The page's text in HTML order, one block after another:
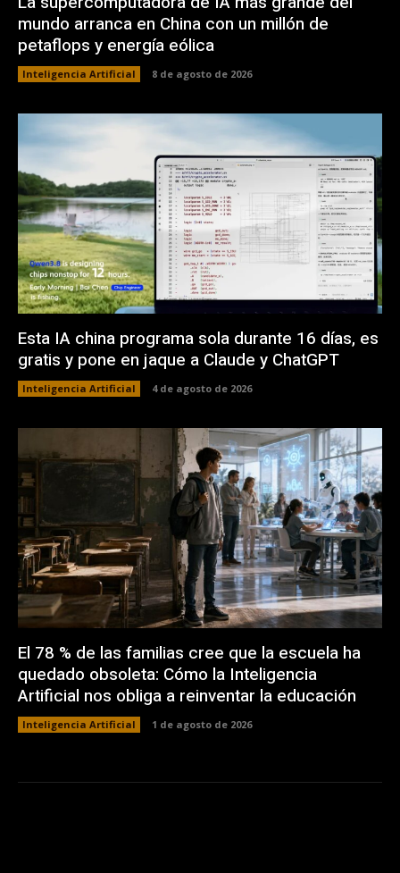
mundo arranca en China con un millón de
petaflops y energía eólica
Inteligencia Artificial 8 de agosto de 2026
Esta IA china programa sola durante 16 días, es
gratis y pone en jaque a Claude y ChatGPT
Inteligencia Artificial 4 de agosto de 2026
El 78 % de las familias cree que la escuela ha
quedado obsoleta: Cómo la Inteligencia
Artificial nos obliga a reinventar la educación
Inteligencia Artificial 1 de agosto de 2026